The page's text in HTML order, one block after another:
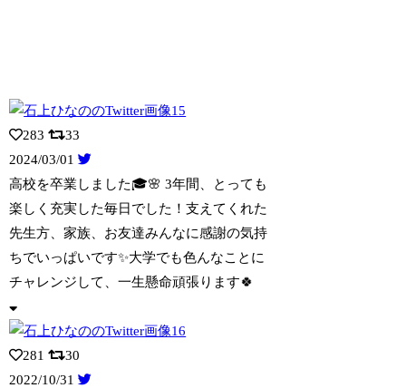
283
33
2024/03/01
高校を卒業しました🎓🌸 3年間、とっても
楽しく充実した毎日でした！支えてくれた
先生方、家族、お友達みんなに感謝の気持
ちでいっぱいです✨大学でも色んなことに
チャレンジして、一生懸命頑張ります🍀
281
30
2022/10/31